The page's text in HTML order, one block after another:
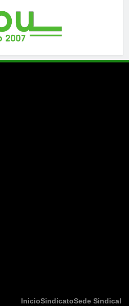
InicioSindicatoSede Sindical